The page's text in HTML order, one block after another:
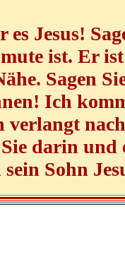
es Jesus!
ist. Er
Sagen
Ich
verlangt
darin und
Sohn